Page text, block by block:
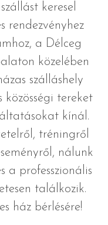
keresel
rendezvényhez
a Délceg
közelében
szálláshely
tereket
kínál.
tréningről
nálunk
a professzionális
találkozik.
ház bérlésére!